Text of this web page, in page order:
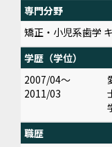
専門分野
矯正・小児系歯学
学歴（学位）
2007/04～
2011/03
職歴